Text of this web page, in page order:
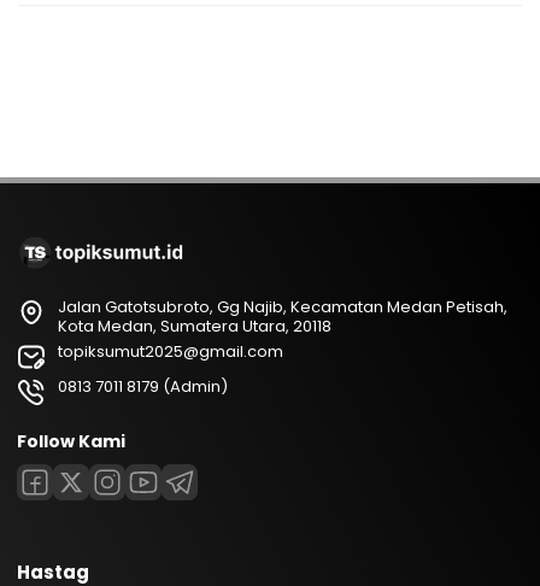
Jalan Gatotsubroto, Gg Najib, Kecamatan Medan Petisah,
Kota Medan, Sumatera Utara, 20118
topiksumut2025@gmail.com
0813 7011 8179 (Admin)
Follow Kami
Hastag